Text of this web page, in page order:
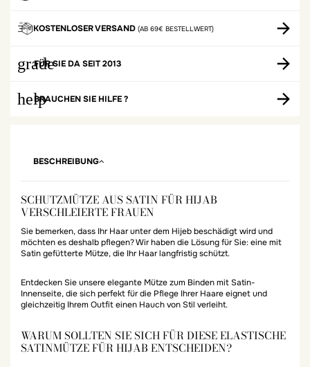
KOSTENLOSER VERSAND (AB 69€ BESTELLWERT)
grade
FÜR SIE DA SEIT 2013
helpBRAUCHEN SIE HILFE ?
BESCHREIBUNG
SCHUTZMÜTZE AUS SATIN FÜR HIJAB
VERSCHLEIERTE FRAUEN
Sie bemerken, dass Ihr Haar unter dem Hijeb beschädigt wird und
möchten es deshalb pflegen? Wir haben die Lösung für Sie: eine mit
Satin gefütterte Mütze, die Ihr Haar langfristig schützt.
Entdecken Sie unsere elegante Mütze zum Binden mit Satin-
Innenseite, die sich perfekt für die Pflege Ihrer Haare eignet und
gleichzeitig Ihrem Outfit einen Hauch von Stil verleiht.
WARUM SOLLTEN SIE SICH FÜR DIESE ELASTISCHE
SATINMÜTZE FÜR HIJAB ENTSCHEIDEN?